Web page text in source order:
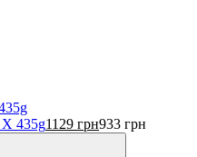
435g1129 грн933 грн